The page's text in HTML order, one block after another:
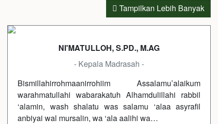
Tampilkan Lebih Banyak
NI'MATULLOH, S.PD., M.AG
- Kepala Madrasah -
Bismillahirrohmaanirrohiim Assalamu’alaikum
warahmatullahi wabarakatuh Alhamdulillahi rabbil
‘alamin, wash shalatu was salamu ‘alaa asyrafil
anbiyai wal mursalin, wa ‘ala aalihi wa…